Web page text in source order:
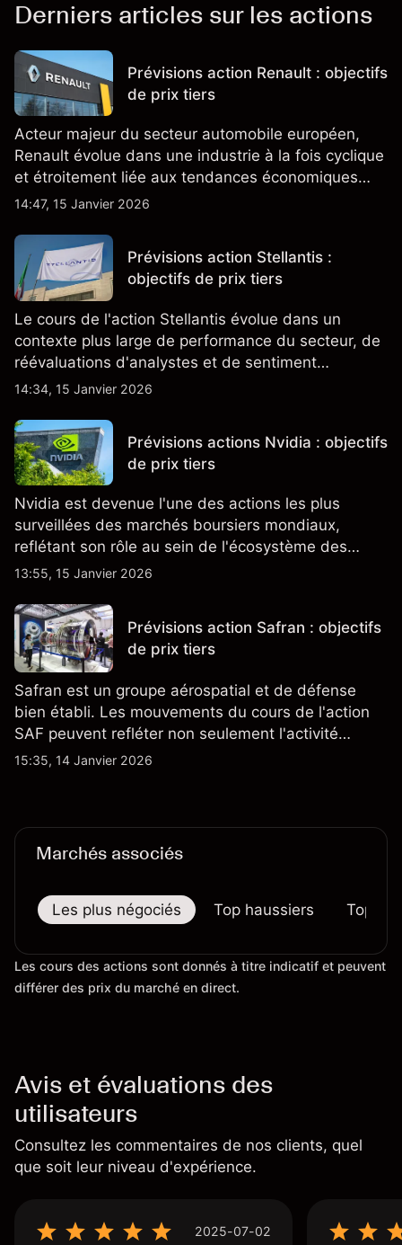
Derniers articles sur les actions
Prévisions action Renault : objectifs
de prix tiers
Acteur majeur du secteur automobile européen,
Renault évolue dans une industrie à la fois cyclique
et étroitement liée aux tendances économiques
générales.
14:47, 15 Janvier 2026
Prévisions action Stellantis :
objectifs de prix tiers
Le cours de l'action Stellantis évolue dans un
contexte plus large de performance du secteur, de
réévaluations d'analystes et de sentiment
changeant, qui ensemble aident à comprendre
14:34, 15 Janvier 2026
Prévisions actions Nvidia : objectifs
de prix tiers
Nvidia est devenue l'une des actions les plus
surveillées des marchés boursiers mondiaux,
reflétant son rôle au sein de l'écosystème des
semi-conducteurs et de l'IA.
13:55, 15 Janvier 2026
Prévisions action Safran : objectifs
de prix tiers
Safran est un groupe aérospatial et de défense
bien établi. Les mouvements du cours de l'action
SAF peuvent refléter non seulement l'activité
quotidienne du marché, mais aussi la position de
15:35, 14 Janvier 2026
Marchés associés
Les plus négociés Top haussiers Top
Les cours des actions sont donnés à titre indicatif et peuvent
différer des prix du marché en direct.
Avis et évaluations des
utilisateurs
Consultez les commentaires de nos clients, quel
que soit leur niveau d'expérience.
2025-07-02